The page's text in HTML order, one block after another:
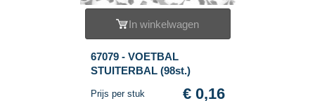
In winkelwagen
67079 - VOETBAL
STUITERBAL (98st.)
Prijs per stuk € 0,16